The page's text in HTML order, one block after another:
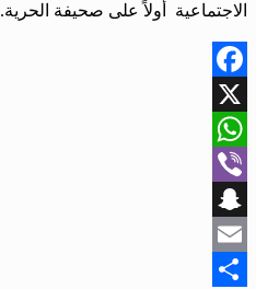
الاجتماعية أولاً على صحيفة الحرية.
Facebook
X
WhatsApp
Viber
Snapchat
Email